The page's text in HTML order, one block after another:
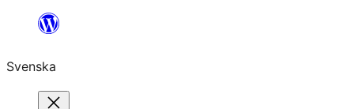
Hoppa
innehåll
Svenska